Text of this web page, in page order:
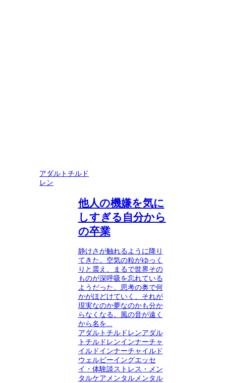
アダルトチルド
レン
他人の機嫌を気に
しすぎる自分から
の卒業
静けさが触れるように降り
てきた。空気の粒がゆっく
りと震え、まるで世界その
ものが深呼吸を忘れている
ようだった。思考の奥で何
かがほどけていく、それが
現実なのか夢なのかも分か
らなくなる。風の音が遠く
から名を...
アダルトチルドレンアダル
トチルドレンインナーチャ
イルド インナーチャイルド
ウェルビーイングエッセ
イ・体験談ストレス・メン
タルケア メンタルメンタル